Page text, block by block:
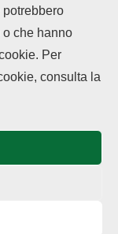
che hanno
Per
consulta la
Policy
in quanto viene
considerarsi un
OPPOHub
programma che eroga
dagli acquisti